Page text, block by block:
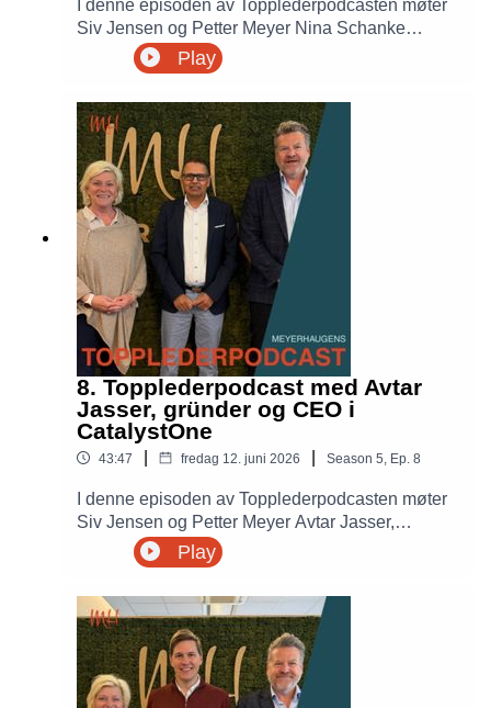
I denne episoden av Topplederpodcasten møter
Siv Jensen og Petter Meyer Nina Schanke
Funnemark, skattedirektør i Skatteetaten.
Samtalen handler om ledelse, digitalisering,
hvordan Skatteetaten jobber for å gjøre det
enklere å være skattepliktig samtidig som tilliten
til systemet bevares.
Play
8. Topplederpodcast med Avtar
Jasser, gründer og CEO i
CatalystOne
43:47 fredag 12. juni 2026 Season 5, Ep. 8
I denne episoden av Topplederpodcasten møter
Siv Jensen og Petter Meyer Avtar Jasser,
gründer og CEO i CatalystOne. Han forteller om
reisen fra oppstart til et av Nordens ledende HR-
gründere, og hva som skal til for å bygge globale
selskaper fra norsk jord. Samtalen handler også
om AI, ledelse, kapital, rammevilkår og hva vi
skal leve av når oljealderen en dag er over.
Play